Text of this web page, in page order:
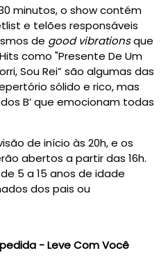
minutos, o show contém
e telões responsáveis
de good vibrationsque
como "Presente De Um
Sou Rei” são algumas das
sólido e rico, mas
B’ que emocionam todas
de início às 20h, e os
abertos a partir das 16h.
5 a 15 anos de idade
dos pais ou
- Leve Com Você